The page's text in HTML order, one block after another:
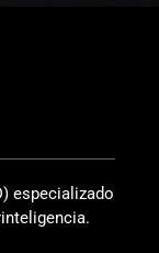
especializado